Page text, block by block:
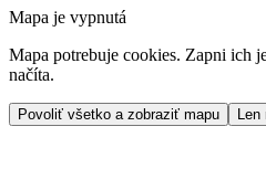
Mapa je vypnutá
Mapa potrebuje cookies. Zapni ich
načíta.
Povoliť všetko a zobraziť mapu Len